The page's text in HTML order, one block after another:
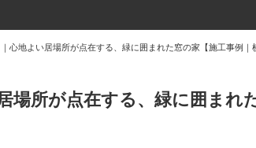
心地よい居場所が点在する、緑に囲まれた窓の家【施工事例｜
所が点在する、緑に囲まれ